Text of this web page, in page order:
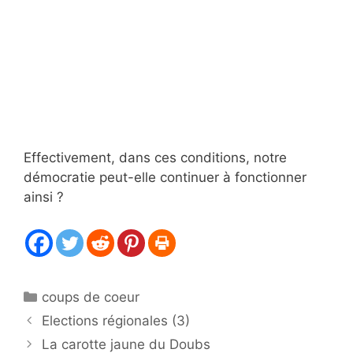
Effectivement, dans ces conditions, notre
démocratie peut-elle continuer à fonctionner
ainsi ?
Catégories
coups de coeur
Elections régionales (3)
La carotte jaune du Doubs